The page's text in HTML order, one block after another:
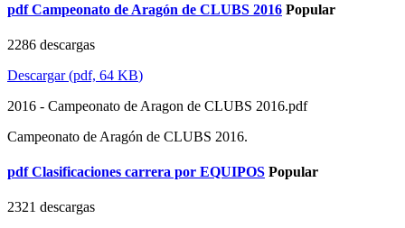
pdf Campeonato de Aragón de CLUBS 2016 Popular
2286 descargas
Descargar(pdf, 64 KB)
2016 - Campeonato de Aragon de CLUBS 2016.pdf
Campeonato de Aragón de CLUBS 2016.
pdf Clasificaciones carrera por EQUIPOS Popular
2321 descargas